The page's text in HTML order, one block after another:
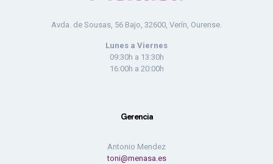
Avda. de Sousas, 56 Bajo, 32600, Verín, Ourense.
Lunes a Viernes
09:30h a 13:30h
16:00h a 20:00h
Gerencia
Antonio Mendez
toni@menasa.es